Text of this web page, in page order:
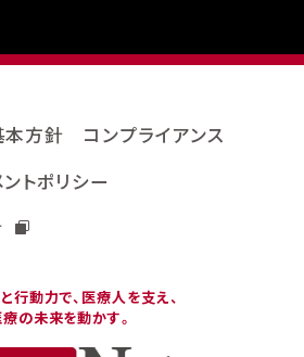
行動力で、医療人を支え、
の未来を動かす。
本方針
コンプライアンス
トポリシー